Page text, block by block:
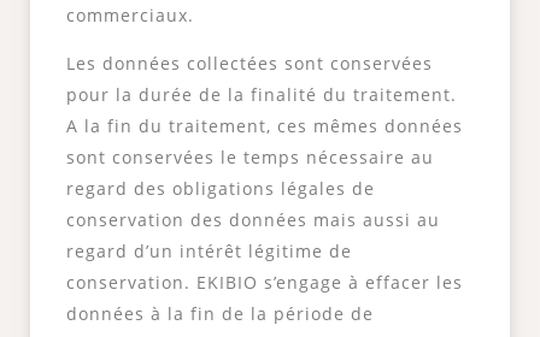
commerciaux.
Les données collectées sont conservées
pour la durée de la finalité du traitement.
A la fin du traitement, ces mêmes données
sont conservées le temps nécessaire au
regard des obligations légales de
conservation des données mais aussi au
regard d’un intérêt légitime de
conservation. EKIBIO s’engage à effacer les
données à la fin de la période de